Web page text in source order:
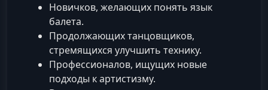
Новичков, желающих понять язык
балета.
Продолжающих танцовщиков,
стремящихся улучшить технику.
Профессионалов, ищущих новые
подходы к артистизму.